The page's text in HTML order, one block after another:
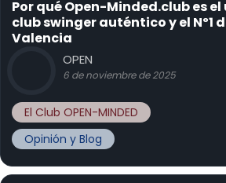
Por qué Open-Minded.club es el
club swinger auténtico y el Nº1
Valencia
OPEN
6 de noviembre de 2025
El Club OPEN-MINDED
Opinión y Blog